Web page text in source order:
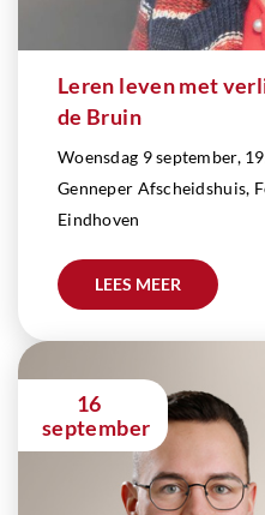
Leren leven met
de Bruin
Woensdag 9 september,
Genneper Afscheidshuis,
Eindhoven
LEES MEER
16
september